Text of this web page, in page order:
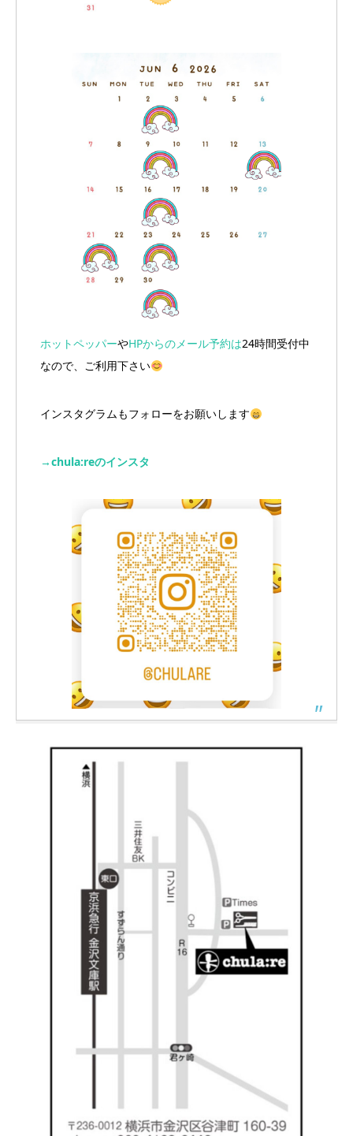
ホットペッパーやHPからのメール予約は24時間受付中
なので、ご利用下さい
インスタグラムもフォローをお願いします
→chula:reのインスタ